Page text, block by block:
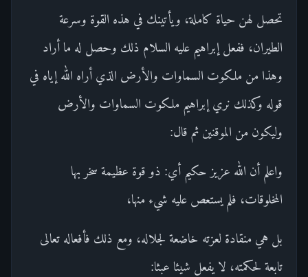
تحصل لهن حياة كاملة، ويأتينك في هذه القوة وسرعة
الطيران، ففعل إبراهيم عليه السلام ذلك وحصل له ما أراد
وهذا من ملكوت السماوات والأرض الذي أراه الله إياه في
قوله وكذلك نري إبراهيم ملكوت السماوات والأرض
وليكون من الموقنين ثم قال:
واعلم أن الله عزيز حكيم أي: ذو قوة عظيمة سخر بها
المخلوقات، فلم يستعص عليه شيء منها،
بل هي منقادة لعزته خاضعة لجلاله، ومع ذلك فأفعاله تعالى
تابعة لحكمته، لا يفعل شيئا عبثا: